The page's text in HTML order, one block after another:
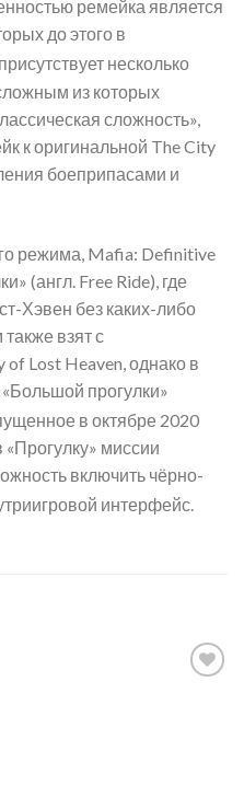
ремейка является
до этого в
несколько
из которых
сложность»,
к оригинальной The City
боеприпасами и
режима, Mafia: Definitive
(англ. Free Ride), где
Хэвен без каких-либо
взят с
Lost Heaven, однако в
прогулки»
в октябре 2020
миссии
включить чёрно-
интерфейс.